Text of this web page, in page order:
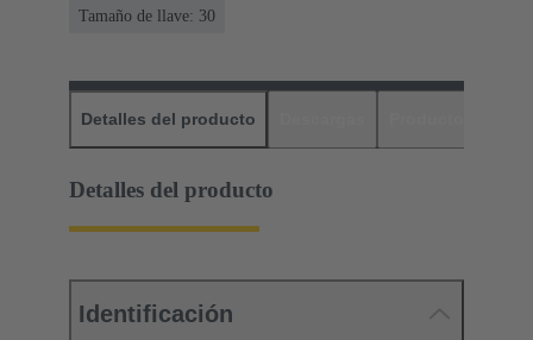
Tamaño de llave: 30
Detalles del producto
Detalles del producto
Identificación